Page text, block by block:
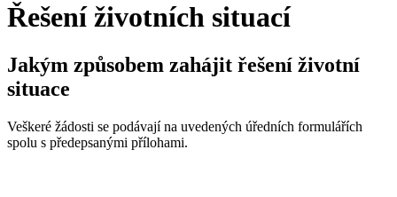
Řešení životních situací
Jakým způsobem zahájit řešení životní
situace
Veškeré žádosti se podávají na uvedených úředních formulářích
spolu s předepsanými přílohami.